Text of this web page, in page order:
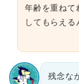
年齢を重ねて
してもらえる
残念な